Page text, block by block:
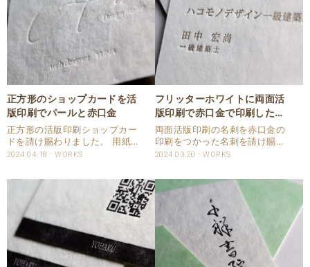
正方形のショップカードを活
版印刷でパールと赤口金
正方形の活版印刷ショップカー
ドを請け賜わりました。 用紙は
テクスチャーに特徴のあるフリ
た。 活版印刷では片面はパール
インキ、もう片面は赤口金で印
刷しました。 QRコードも大き
めで配置していただい..
2024.04.18 WORKS
フリッターホワイトに両面活
版印刷で赤口金で印刷した名
刺
両面活版印刷の名刺を赤口金の
印刷をつかった名刺を請け賜わ
りました。 用紙は独特のテクス
した。 QRコード部分も赤口金
で活版印刷しております。 仕様
商品：名刺 サイズ：85ⅹ55㎜
2024.03.20 WORKS